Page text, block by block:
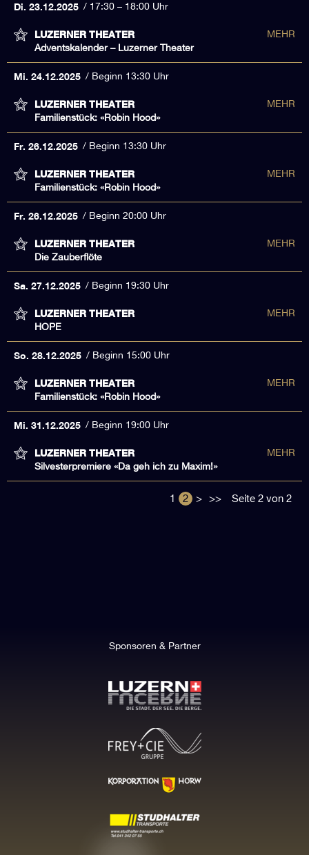
Di. 23.12.2025 17:30 – 18:00 Uhr
LUZERNER THEATER
Adventskalender – Luzerner Theater
MEHR
Mi. 24.12.2025 Beginn 13:30 Uhr
LUZERNER THEATER
Familienstück: «Robin Hood»
MEHR
Fr. 26.12.2025 Beginn 13:30 Uhr
LUZERNER THEATER
Familienstück: «Robin Hood»
MEHR
Fr. 26.12.2025 Beginn 20:00 Uhr
LUZERNER THEATER
Die Zauberflöte
MEHR
Sa. 27.12.2025 Beginn 19:30 Uhr
LUZERNER THEATER
HOPE
MEHR
So. 28.12.2025 Beginn 15:00 Uhr
LUZERNER THEATER
Familienstück: «Robin Hood»
MEHR
Mi. 31.12.2025 Beginn 19:00 Uhr
LUZERNER THEATER
Silvesterpremiere «Da geh ich zu Maxim!»
MEHR
1 2 > >> Seite 2 von 2
Sponsoren & Partner